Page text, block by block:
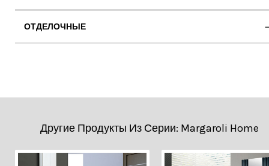
• ИНСТРУКЦИЯ ПО ЭКСПЛУАТАЦИИ
ОТДЕЛОЧНЫЕ
Другие Продукты Из Серии: Margaroli Home